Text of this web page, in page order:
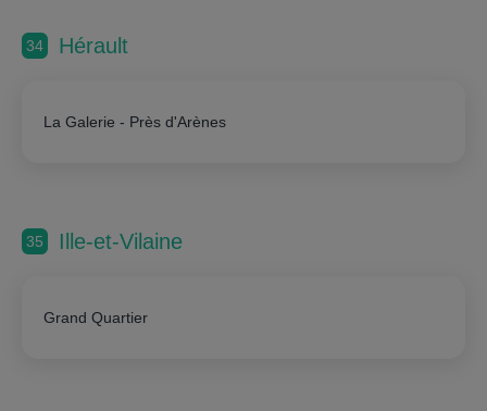
34 Hérault
La Galerie - Près d'Arènes
35 Ille-et-Vilaine
Grand Quartier